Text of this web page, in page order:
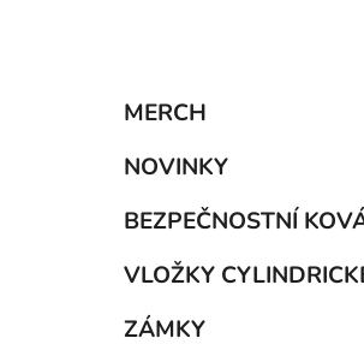
Přeskočit
kategorie
MERCH
NOVINKY
BEZPEČNOSTNÍ
VLOŽKY
ZÁMKY